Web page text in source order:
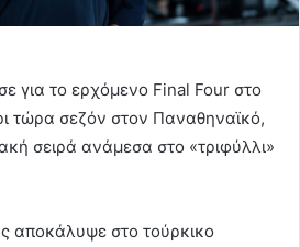
για το ερχόμενο Final Four στο
τώρα σεζόν στον Παναθηναϊκό,
σειρά ανάμεσα στο «τριφύλλι»
αποκάλυψε στο τούρκικο